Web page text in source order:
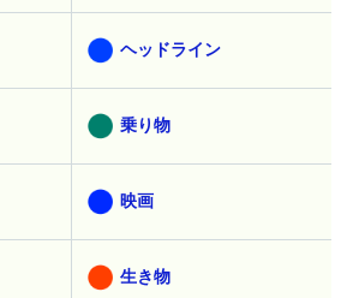
ヘッドライン
乗り物
映画
生き物